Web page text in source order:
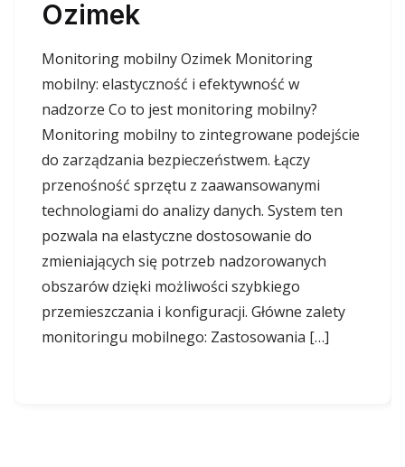
Ozimek
Monitoring mobilny Ozimek Monitoring
mobilny: elastyczność i efektywność w
nadzorze Co to jest monitoring mobilny?
Monitoring mobilny to zintegrowane podejście
do zarządzania bezpieczeństwem. Łączy
przenośność sprzętu z zaawansowanymi
technologiami do analizy danych. System ten
pozwala na elastyczne dostosowanie do
zmieniających się potrzeb nadzorowanych
obszarów dzięki możliwości szybkiego
przemieszczania i konfiguracji. Główne zalety
monitoringu mobilnego: Zastosowania […]